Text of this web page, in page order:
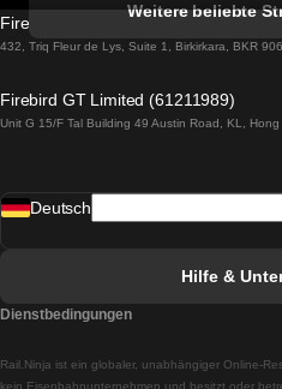
Züge von
Züge von
Weitere beliebte
Firebird GT Limited (OC 1451)
432, Triq Fleur de Lys, Suite 1, Birkirkara, BKR
Firebird GT Limited (61211989)
Unit G 15/F Tal Building 49 Austin Road, KL, Hong
Rail.Ninja ist ein globaler, unabhängiger Online-
kein Eisenbahnunternehmen und besitzt oder
Deutsch
Hilfe &
Dienstbedingungen